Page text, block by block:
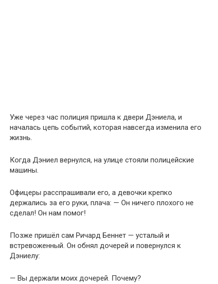
Уже через час полиция пришла к двери Дэниела, и
началась цепь событий, которая навсегда изменила его
жизнь.
Когда Дэниел вернулся, на улице стояли полицейские
машины.
Офицеры расспрашивали его, а девочки крепко
держались за его руки, плача: — Он ничего плохого не
сделал! Он нам помог!
Позже пришёл сам Ричард Беннет — усталый и
встревоженный. Он обнял дочерей и повернулся к
Дэниелу:
— Вы держали моих дочерей. Почему?